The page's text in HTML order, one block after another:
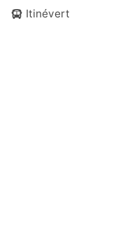
Itinévert